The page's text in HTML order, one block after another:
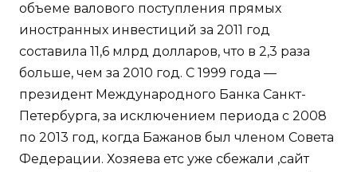
объеме валового поступления прямых
иностранных инвестиций за 2011 год
составила 11,6 млрд долларов, что в 2,3 раза
больше, чем за 2010 год. С 1999 года —
президент Международного Банка Санкт-
Петербурга, за исключением периода с 2008
по 2013 год, когда Бажанов был членом Совета
Федерации. Хозяева етс уже сбежали ,сайт